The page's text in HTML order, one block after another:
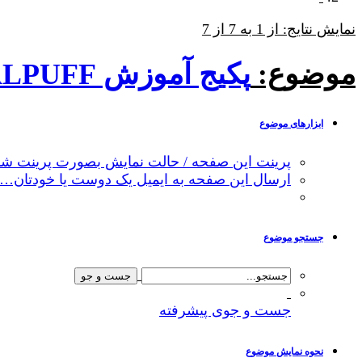
نمایش نتایج: از 1 به 7 از 7
موضوع: پکیج آموزش CALPUFF
ابزارهای موضوع
پرینت این صفحه / حالت نمایش بصورت پرینت
ارسال این صفحه به ایمیل یک دوست یا خودتان…
جستجو موضوع
جست و جوی پیشرفته
نحوه نمایش موضوع